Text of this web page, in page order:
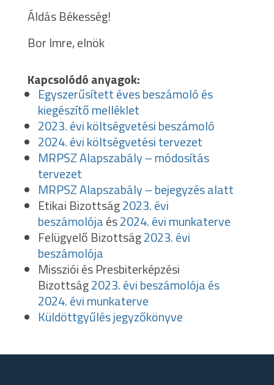
Áldás Békesség!
Bor Imre, elnök
Kapcsolódó anyagok:
Egyszerűsített éves beszámoló és
kiegészítő melléklet
2023. évi költségvetési beszámoló
2024. évi költségvetési tervezet
MRPSZ Alapszabály – módosítás
tervezet
MRPSZ Alapszabály – bejegyzés alatt
Etikai Bizottság2023. évi
beszámolójaés2024. évi munkaterve
Felügyelő Bizottság2023. évi
beszámolója
Missziói és Presbiterképzési
Bizottság2023. évi beszámolója és
2024. évi munkaterve
Küldöttgyűlés jegyzőkönyve